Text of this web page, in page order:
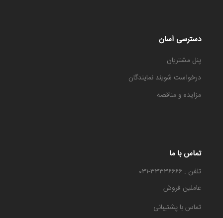
دسترسی آسان
پنل مشتریان
درخواست شویند نمایندگان
مزایده و مناقصه
تماس با ما
تلفن : ۳۳۳۳۶۶۶۶-۰۳۱
عاملین فروش
تماس با پشتیبانی